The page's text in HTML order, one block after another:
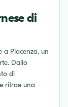
di
a Piacenza, un
Dallo
di
ritrae una